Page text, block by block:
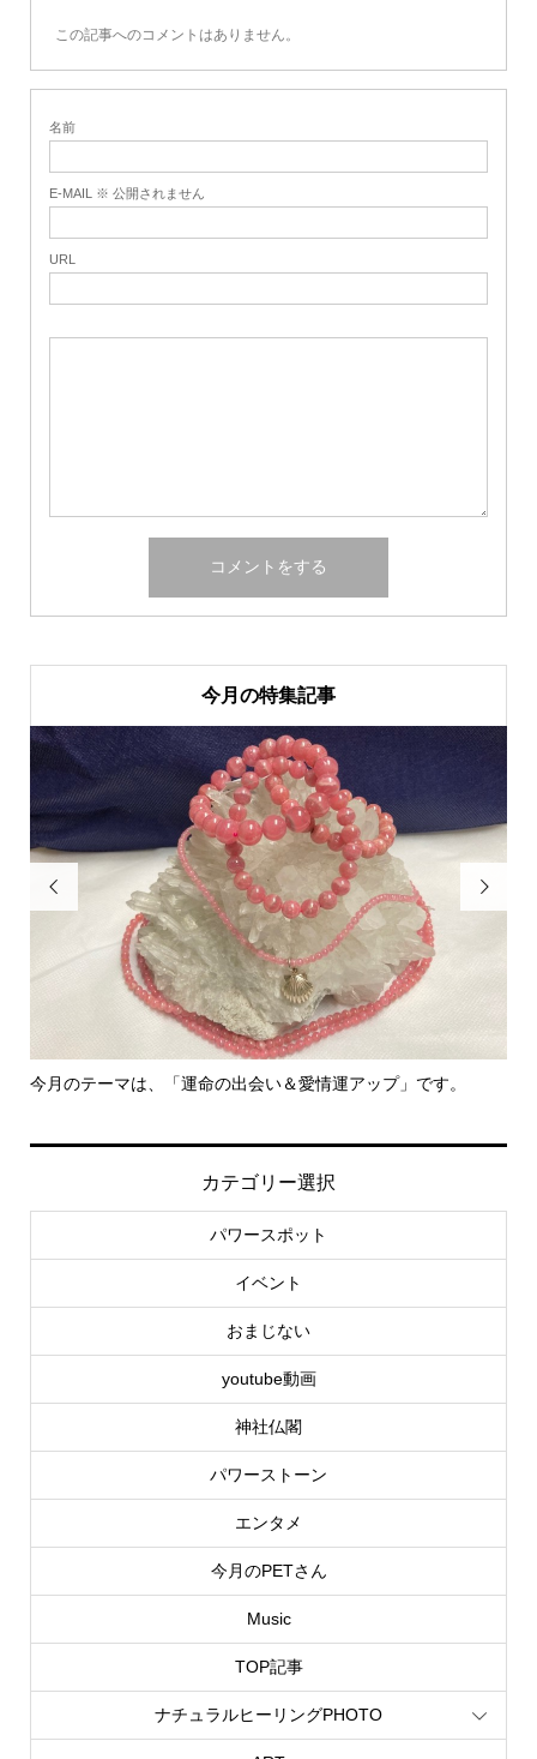
この記事へのコメントはありません。
名前
E-MAIL ※ 公開されません
URL
今月の特集記事

のテーマは、「運命の出会い＆愛情運アップ」です。 里親さん

カテゴリー選択
パワースポット
イベント
おまじない
youtube動画
神社仏閣
パワーストーン
エンタメ
今月のPETさん
Music
TOP記事
ナチュラルヒーリングPHOTO